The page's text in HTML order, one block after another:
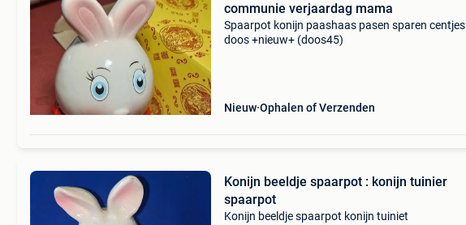
communie verjaardag mama
Spaarpot konijn paashaas pasen sparen centjes
doos +nieuw+ (doos45)
Nieuw Ophalen of Verzenden
Konijn beeldje spaarpot : konijn tuinier
spaarpot
Konijn beeldje spaarpot konijn tuiniet